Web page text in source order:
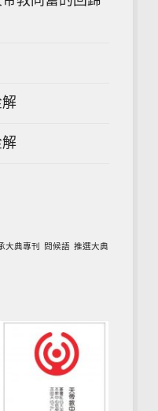
解
解
大典專刊 問候語 推選大典